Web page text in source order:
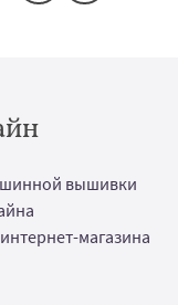
вышивки
магазина